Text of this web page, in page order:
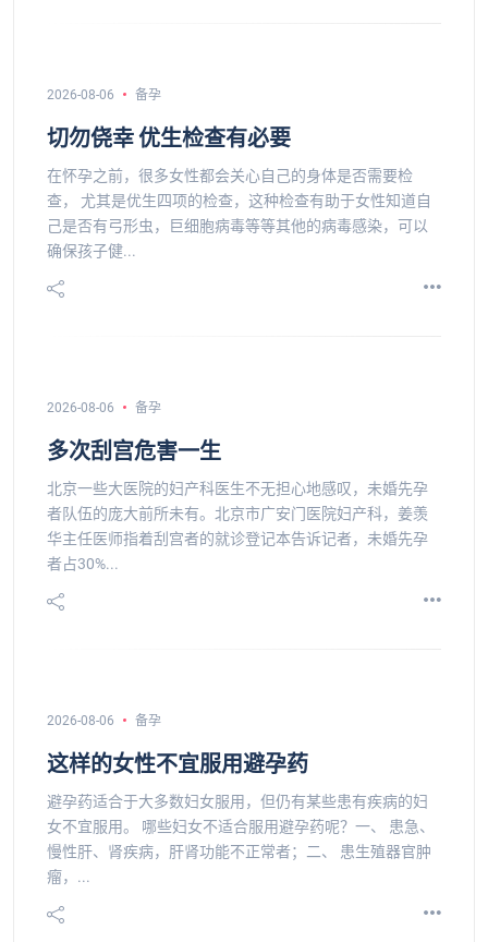
2026-08-06 备孕
切勿侥幸 优生检查有必要
在怀孕之前，很多女性都会关心自己的身体是否需要检
查， 尤其是优生四项的检查，这种检查有助于女性知道自
己是否有弓形虫，巨细胞病毒等等其他的病毒感染，可以
确保孩子健...
2026-08-06 备孕
多次刮宫危害一生
北京一些大医院的妇产科医生不无担心地感叹，未婚先孕
者队伍的庞大前所未有。北京市广安门医院妇产科，姜羡
华主任医师指着刮宫者的就诊登记本告诉记者，未婚先孕
者占30%...
2026-08-06 备孕
这样的女性不宜服用避孕药
避孕药适合于大多数妇女服用，但仍有某些患有疾病的妇
女不宜服用。 哪些妇女不适合服用避孕药呢？一、 患急、
慢性肝、肾疾病，肝肾功能不正常者；二、 患生殖器官肿
瘤，...